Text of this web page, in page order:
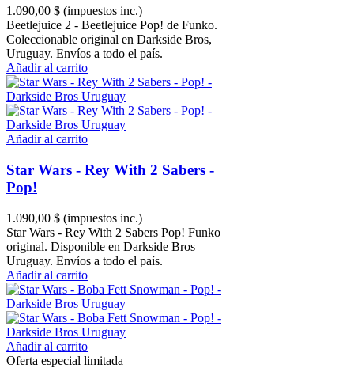
1.090,00 $ (impuestos inc.)
Beetlejuice 2 - Beetlejuice Pop! de Funko.
Coleccionable original en Darkside Bros,
Uruguay. Envíos a todo el país.
Añadir al carrito
Añadir al carrito
Star Wars - Rey With 2 Sabers -
Pop!
1.090,00 $ (impuestos inc.)
Star Wars - Rey With 2 Sabers Pop! Funko
original. Disponible en Darkside Bros
Uruguay. Envíos a todo el país.
Añadir al carrito
Añadir al carrito
Oferta especial limitada